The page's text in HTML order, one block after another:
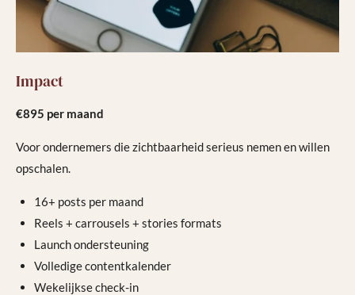
Impact
€895 per maand
Voor ondernemers die zichtbaarheid serieus nemen en willen
opschalen.
16+ posts per maand
Reels + carrousels + stories formats
Launch ondersteuning
Volledige contentkalender
Wekelijkse check-in